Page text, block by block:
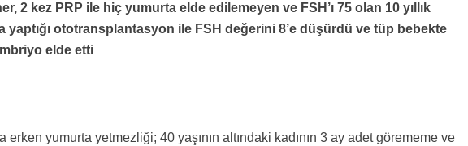
2 kez PRP ile hiç yumurta elde edilemeyen ve FSH’ı 75 olan 10 yıllık
yaptığı ototransplantasyon ile FSH değerini 8’e düşürdü ve tüp bebekte
elde etti
erken yumurta yetmezliği; 40 yaşının altındaki kadının 3 ay adet görememe ve